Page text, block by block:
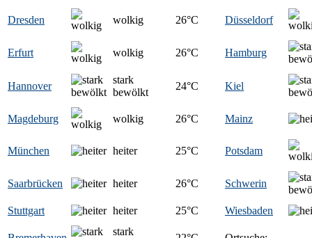
Dresden wolkig 26°C Düsseldorf
Erfurt wolkig 26°C Hamburg
Hannover
stark
bewölkt
24°C Kiel
Magdeburg wolkig 26°C Mainz
München heiter 25°C Potsdam
Saarbrücken heiter 26°C Schwerin
Stuttgart heiter 25°C Wiesbaden
stark